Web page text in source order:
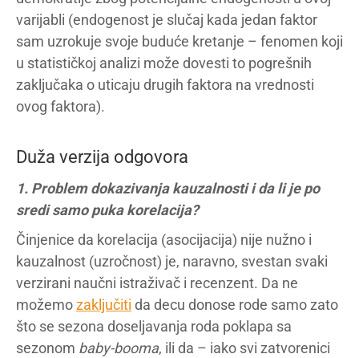
varijabli (endogenost je slučaj kada jedan faktor
sam uzrokuje svoje buduće kretanje – fenomen koji
u statističkoj analizi može dovesti to pogrešnih
zaključaka o uticaju drugih faktora na vrednosti
ovog faktora).
Duža verzija odgovora
1. Problem dokazivanja kauzalnosti i da li je po
sredi samo puka korelacija?
Činjenice da korelacija (asocijacija) nije nužno i
kauzalnost (uzročnost) je, naravno, svestan svaki
verzirani naučni istraživač i recenzent. Da ne
možemozaključiti da decu donose rode samo zato
što se sezona doseljavanja roda poklapa sa
sezonom baby-booma, ili da – iako svi zatvorenici